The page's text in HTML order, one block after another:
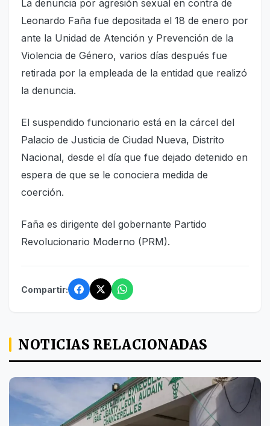
La denuncia por agresión sexual en contra de
Leonardo Faña fue depositada el 18 de enero por
ante la Unidad de Atención y Prevención de la
Violencia de Género, varios días después fue
retirada por la empleada de la entidad que realizó
la denuncia.
El suspendido funcionario está en la cárcel del
Palacio de Justicia de Ciudad Nueva, Distrito
Nacional, desde el día que fue dejado detenido en
espera de que se le conociera medida de
coerción.
Faña es dirigente del gobernante Partido
Revolucionario Moderno (PRM).
Compartir:
NOTICIAS RELACIONADAS